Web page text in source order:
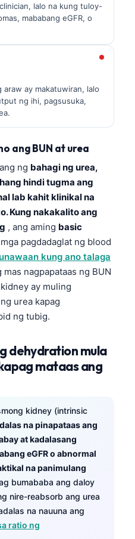
lalo na kung tuloy-
mababang eGFR, o
ay makatuwiran, lalo
ng ihi, pagsusuka,
ang BUN at urea
ng bahagi ng urea,
hindi tugma ang
lab kahit klinikal na
Kung nakakalito ang
, ang aming basic
pagdadaglat ng blood
kung ano talaga
mas nagpapataas ng BUN
ay muling
urea kapag
ng tubig.
dehydration mula
mataas ang
kidney (intrinsic
na pinapataas ang
at kadalasang
eGFR o abnormal
na panimulang
bumababa ang daloy
nire-reabsorb ang urea
na nauuna ang
ratio ng